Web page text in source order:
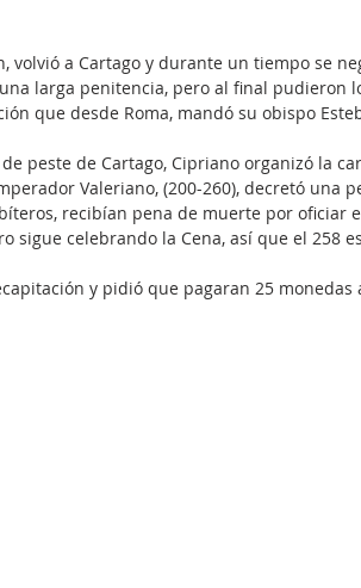
volvió a Cartago y durante un tiempo se
larga penitencia, pero al final pudieron
que desde Roma, mandó su obispo
peste de Cartago, Cipriano organizó la
Valeriano, (200-260), decretó una
recibían pena de muerte por oficiar
sigue celebrando la Cena, así que el 258
y pidió que pagaran 25